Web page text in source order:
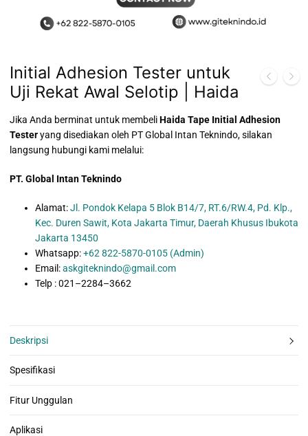
Initial Adhesion Tester untuk
Uji Rekat Awal Selotip | Haida
Jika Anda berminat untuk membeliHaida Tape Initial Adhesion
Testeryang disediakan oleh PT Global Intan Teknindo, silakan
langsung hubungi kami melalui:
PT. Global Intan Teknindo
Alamat:Jl. Pondok Kelapa 5 Blok B14/7, RT.6/RW.4, Pd. Klp.,
Kec. Duren Sawit, Kota Jakarta Timur, Daerah Khusus Ibukota
Jakarta 13450
Whatsapp: +62 822-5870-0105 (Admin)
Email:askgiteknindo@gmail.com
Telp : 021–2284–3662
Deskripsi
Spesifikasi
Fitur Unggulan
Aplikasi